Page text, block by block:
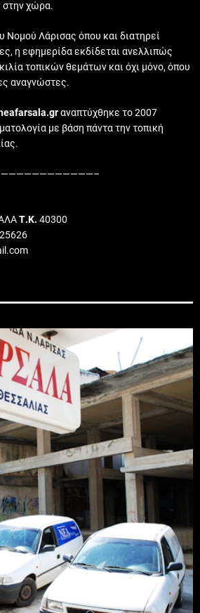
στην χώρα.
Λάρισας όπου και διατηρεί
η εφημερίδα εκδίδεται ανελλιπώς
τοπικών θεμάτων και όχι μόνο, όπου
αναγνώστες.
αναπτύχθηκε το 2007
με βάση πάντα την τοπική
Τ.Κ. 40300